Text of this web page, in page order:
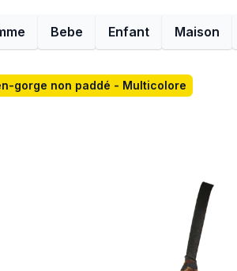
Bebe Enfant Maison
gorge non paddé - Multicolore